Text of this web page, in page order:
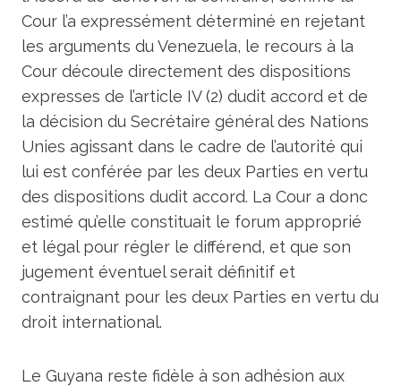
Cour l’a expressément déterminé en rejetant
les arguments du Venezuela, le recours à la
Cour découle directement des dispositions
expresses de l’article IV (2) dudit accord et de
la décision du Secrétaire général des Nations
Unies agissant dans le cadre de l’autorité qui
lui est conférée par les deux Parties en vertu
des dispositions dudit accord. La Cour a donc
estimé qu’elle constituait le forum approprié
et légal pour régler le différend, et que son
jugement éventuel serait définitif et
contraignant pour les deux Parties en vertu du
droit international.
Le Guyana reste fidèle à son adhésion aux